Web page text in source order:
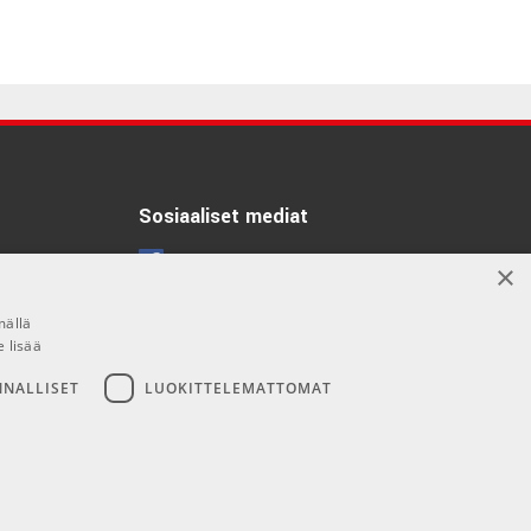
Sosiaaliset mediat
Facebook ×
lisää
LUOKITTELEMATTOMAT